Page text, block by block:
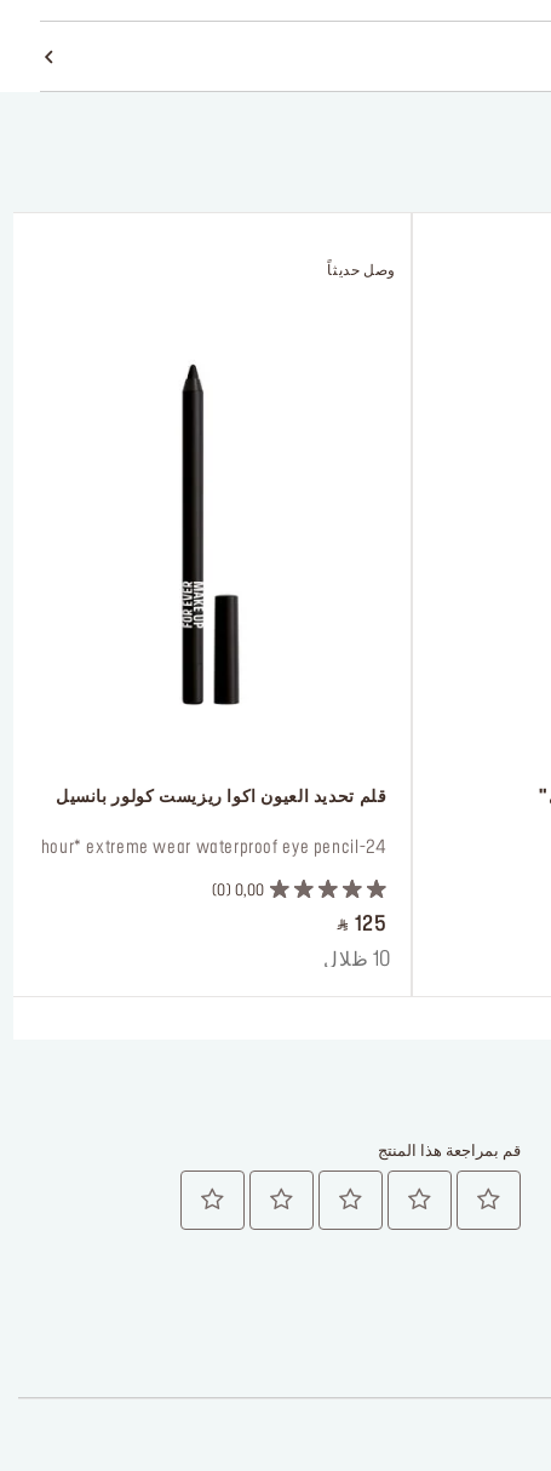
وصل حديثاً
قلم تحديد العيون اكوا ريزيست كولور بانسيل
0,00
0
‎ ⃁ 125 ‎
10 ظلال
قم بمراجعة هذا المنتج